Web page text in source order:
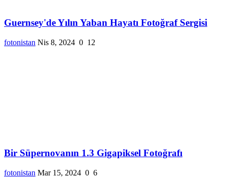
Guernsey'de Yılın Yaban Hayatı Fotoğraf Sergisi
fotonistan Nis 8, 2024 0 12
Bir Süpernovanın 1.3 Gigapiksel Fotoğrafı
fotonistan Mar 15, 2024 0 6